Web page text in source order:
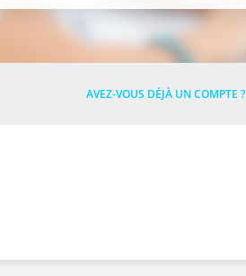
AVEZ-VOUS DÉJÀ UN COMPTE ?